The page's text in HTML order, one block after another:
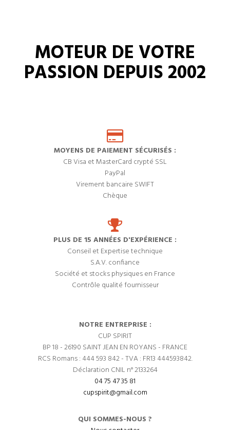
MOTEUR DE VOTRE
PASSION DEPUIS 2002
MOYENS DE PAIEMENT SÉCURISÉS :
CB Visa et MasterCard crypté SSL
PayPal
Virement bancaire SWIFT
Chèque
PLUS DE 15 ANNÉES D'EXPÉRIENCE :
Conseil et Expertise technique
S.A.V. confiance
Société et stocks physiques en France
Contrôle qualité fournisseur
NOTRE ENTREPRISE :
CUP SPIRIT
BP 18 - 26190 SAINT JEAN EN ROYANS - FRANCE
RCS Romans : 444 593 842 - TVA : FR13 444593842.
Déclaration CNIL n° 2133264
04 75 47 35 81
cupspirit@gmail.com
QUI SOMMES-NOUS ?